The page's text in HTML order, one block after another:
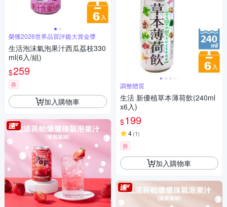
榮獲2026世界品質評鑑大賞金獎
生活泡沫氣泡果汁西瓜荔枝330
ml(6入/組)
$259
券
加入購物車
調整體質
生活 新優植草本薄荷飲(240ml
x6入)
$199
4(1)
券
加入購物車